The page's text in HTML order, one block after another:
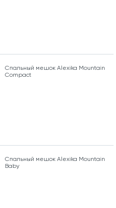
Спальный мешок Alexika Mountain
Compact
Спальный мешок Alexika Mountain
Baby